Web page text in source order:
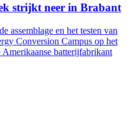
strijkt neer in Brabant
assemblage en het testen van
Conversion Campus op het
batterijfabrikant